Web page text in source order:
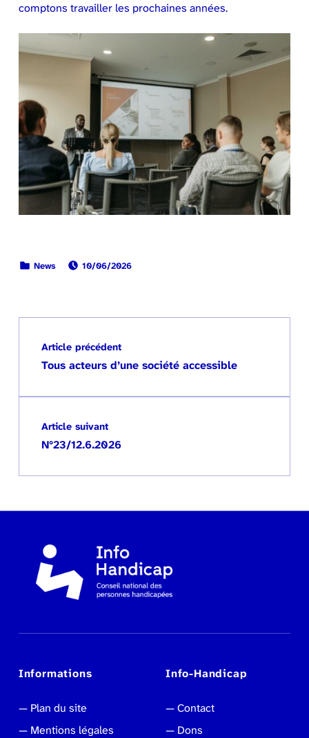
comptons travailler les prochaines années.
CATÉGORISÉ DANS :News 10/06/2026
Navigation de l’article
Article précédent
Tous acteurs d’une société accessible
Article suivant
N°23/12.6.2026
Informations
Plan du site
Mentions légales
Info-Handicap
Contact
Dons